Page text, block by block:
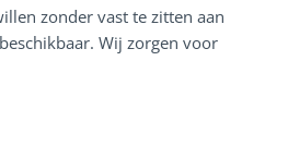
zonder vast te zitten aan
Wij zorgen voor